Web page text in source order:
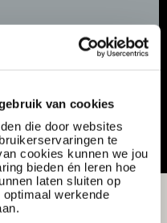
van cookies
die door websites
te
cookies kunnen we jou
bieden én leren hoe
laten sluiten op
werkende